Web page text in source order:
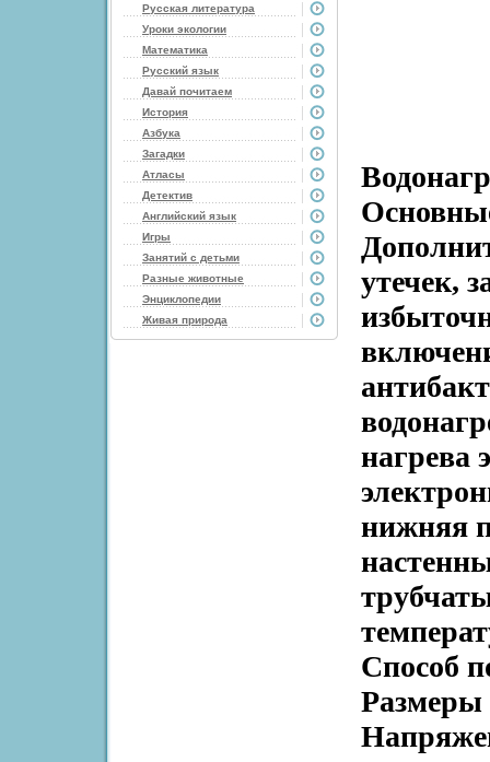
Русская литература
Уроки экологии
Математика
Русский язык
Давай почитаем
История
Азбука
Загадки
Атласы
Детектив
Английский язык
Игры
Занятий с детьми
Разные животные
Энциклопедии
Живая природа
утечек,
нагрева
нижняя
Способ